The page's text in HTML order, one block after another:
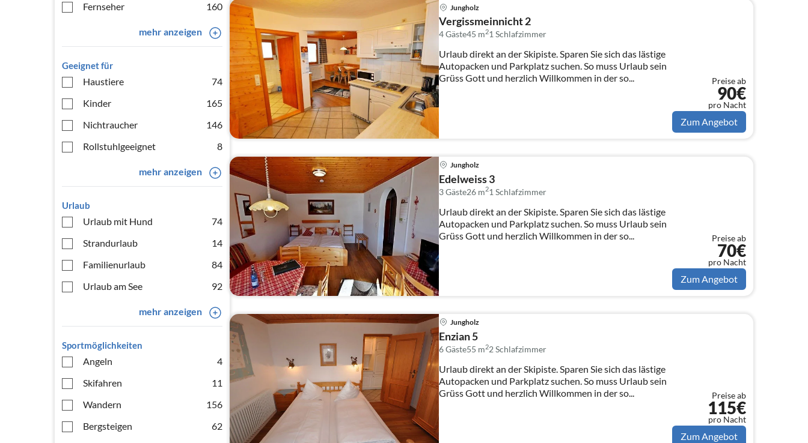
Fernseher
160
mehr anzeigen
Geeignet für
Haustiere
74
Kinder
165
Nichtraucher
146
Rollstuhlgeeignet
8
mehr anzeigen
Urlaub
Urlaub mit Hund
74
Strandurlaub
14
Familienurlaub
84
Urlaub am See
92
mehr anzeigen
Sportmöglichkeiten
Angeln
4
Skifahren
11
Wandern
156
Bergsteigen
62
Jungholz
Vergissmeinnicht 2
4 Gäste45 m21Schlafzimmer
Urlaub direkt an der Skipiste. Sparen Sie sich das lästige
Autopacken und Parkplatz suchen. So muss Urlaub sein
Grüss Gott und herzlich Willkommen in der so...
Preise ab
90€
pro Nacht
Zum Angebot
Jungholz
Edelweiss 3
3 Gäste26 m21Schlafzimmer
Urlaub direkt an der Skipiste. Sparen Sie sich das lästige
Autopacken und Parkplatz suchen. So muss Urlaub sein
Grüss Gott und herzlich Willkommen in der so...
Preise ab
70€
pro Nacht
Zum Angebot
Jungholz
Enzian 5
6 Gäste55 m22Schlafzimmer
Urlaub direkt an der Skipiste. Sparen Sie sich das lästige
Autopacken und Parkplatz suchen. So muss Urlaub sein
Grüss Gott und herzlich Willkommen in der so...
Preise ab
115€
pro Nacht
Zum Angebot